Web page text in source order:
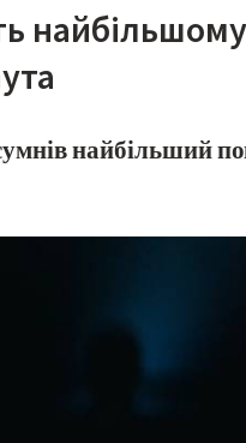
найбільшому
найбільший